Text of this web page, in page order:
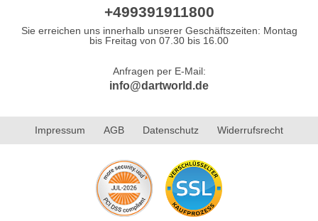
+499391911800
Sie erreichen uns innerhalb unserer Geschäftszeiten: Montag
bis Freitag von 07.30 bis 16.00
Anfragen per E-Mail:
info@dartworld.de
Impressum AGB Datenschutz Widerrufsrecht